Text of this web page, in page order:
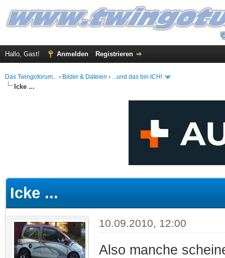
Hallo, Gast! Anmelden Registrieren
Das Twingoforum... › Bilder & Dateien › ...und das bin ICH!
Icke ...
Icke ...
10.09.2010, 12:00
Also manche